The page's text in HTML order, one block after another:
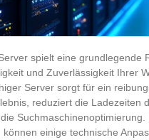
spielt eine grundlegende
und Zuverlässigkeit Ihrer
Server sorgt für ein
reduziert die Ladezeiten
Suchmaschinenoptimierung.
können einige technische